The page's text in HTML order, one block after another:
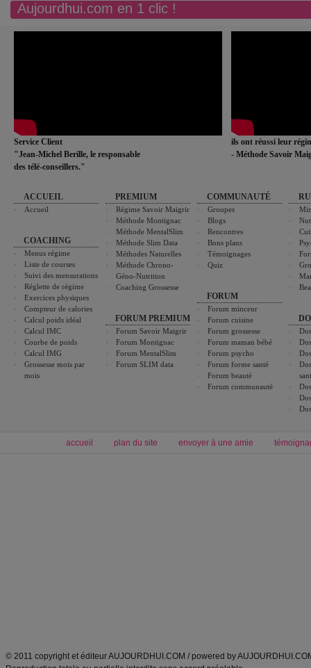
Aujourdhui.com en 1 clic !
Service Client
"Jean-Michel Berille, le responsable
des télé-conseillers."
ils ont réussi leur
- Méthode Savoir
ACCUEIL
Accueil
COACHING
Menus régime
Liste de courses
Suivi des mensurations
Réglette de régime
Exercices physiques
Compteur de calories
Calcul poids idéal
Calcul IMC
Courbe de poids
Calcul IMG
Grossesse mois par
mois
PREMIUM
Régime Savoir Maigrir
Méthode Montignac
Méthode MentalSlim
Méthode Slim Data
Méthodes Naturelles
Méthode Chrono-
Géno-Nutrition
Coaching Grossesse
FORUM PREMIUM
Forum Savoir Maigrir
Forum Montignac
Forum MentalSlim
Forum SLIM data
COMMUNAUTÉ
Groupes
Blogs
Rencontres
Bons plans
Témoignages
Quiz
FORUM
Forum minceur
Forum cuisine
Forum grossesse
Forum maman bébé
Forum psycho
Forum forme santé
Forum beauté
Forum communauté
accueil plan du site envoyer à une amie
© 2011 copyright et éditeur AUJOURDHUI.COM / powered by